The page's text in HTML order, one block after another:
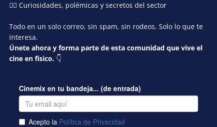
🕵️‍♂️ Curiosidades, polémicas y secretos del sector
Todo en un solo correo, sin spam, sin rodeos. Solo lo que te
interesa.
Únete ahora y forma parte de esta comunidad que vive el
cine en físico. 👇